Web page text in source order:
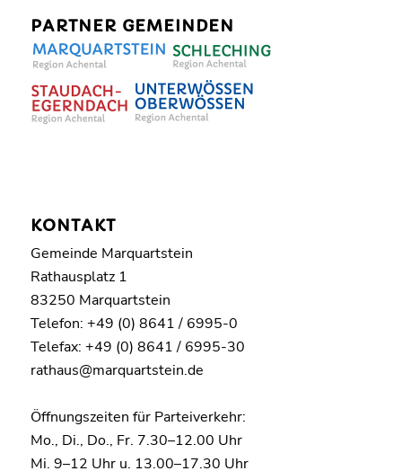
PARTNER GEMEINDEN
KONTAKT
Gemeinde Marquartstein
Rathausplatz 1
83250 Marquartstein
Telefon: +49 (0) 8641 / 6995-0
Telefax: +49 (0) 8641 / 6995-30
rathaus@marquartstein.de
Öffnungszeiten für Parteiverkehr:
Mo., Di., Do., Fr. 7.30–12.00 Uhr
Mi. 9–12 Uhr u. 13.00–17.30 Uhr